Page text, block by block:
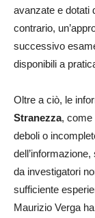
avanzate e dotati
contrario,
successivo
disponibili a
Oltre a ciò, le
Stranezza, come
deboli o
da investigatori
sufficiente
Maurizio Verga